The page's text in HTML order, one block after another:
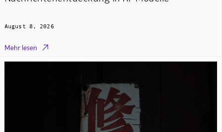
August 8, 2026
Mehr lesen 